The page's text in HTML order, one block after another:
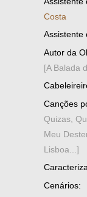
Costa
Assistente
Autor da
[A Balada
Canções
Quizas,
Meu
Lisboa...]
Cenários: